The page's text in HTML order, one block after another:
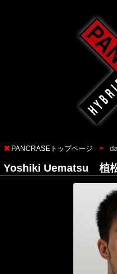
PANCRASEトップページ
Yoshiki Uematsu 植